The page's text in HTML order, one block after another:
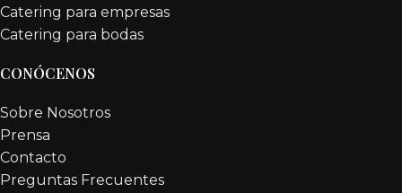
Catering para empresas
Catering para bodas
CONÓCENOS
Sobre Nosotros
Prensa
Contacto
Preguntas Frecuentes